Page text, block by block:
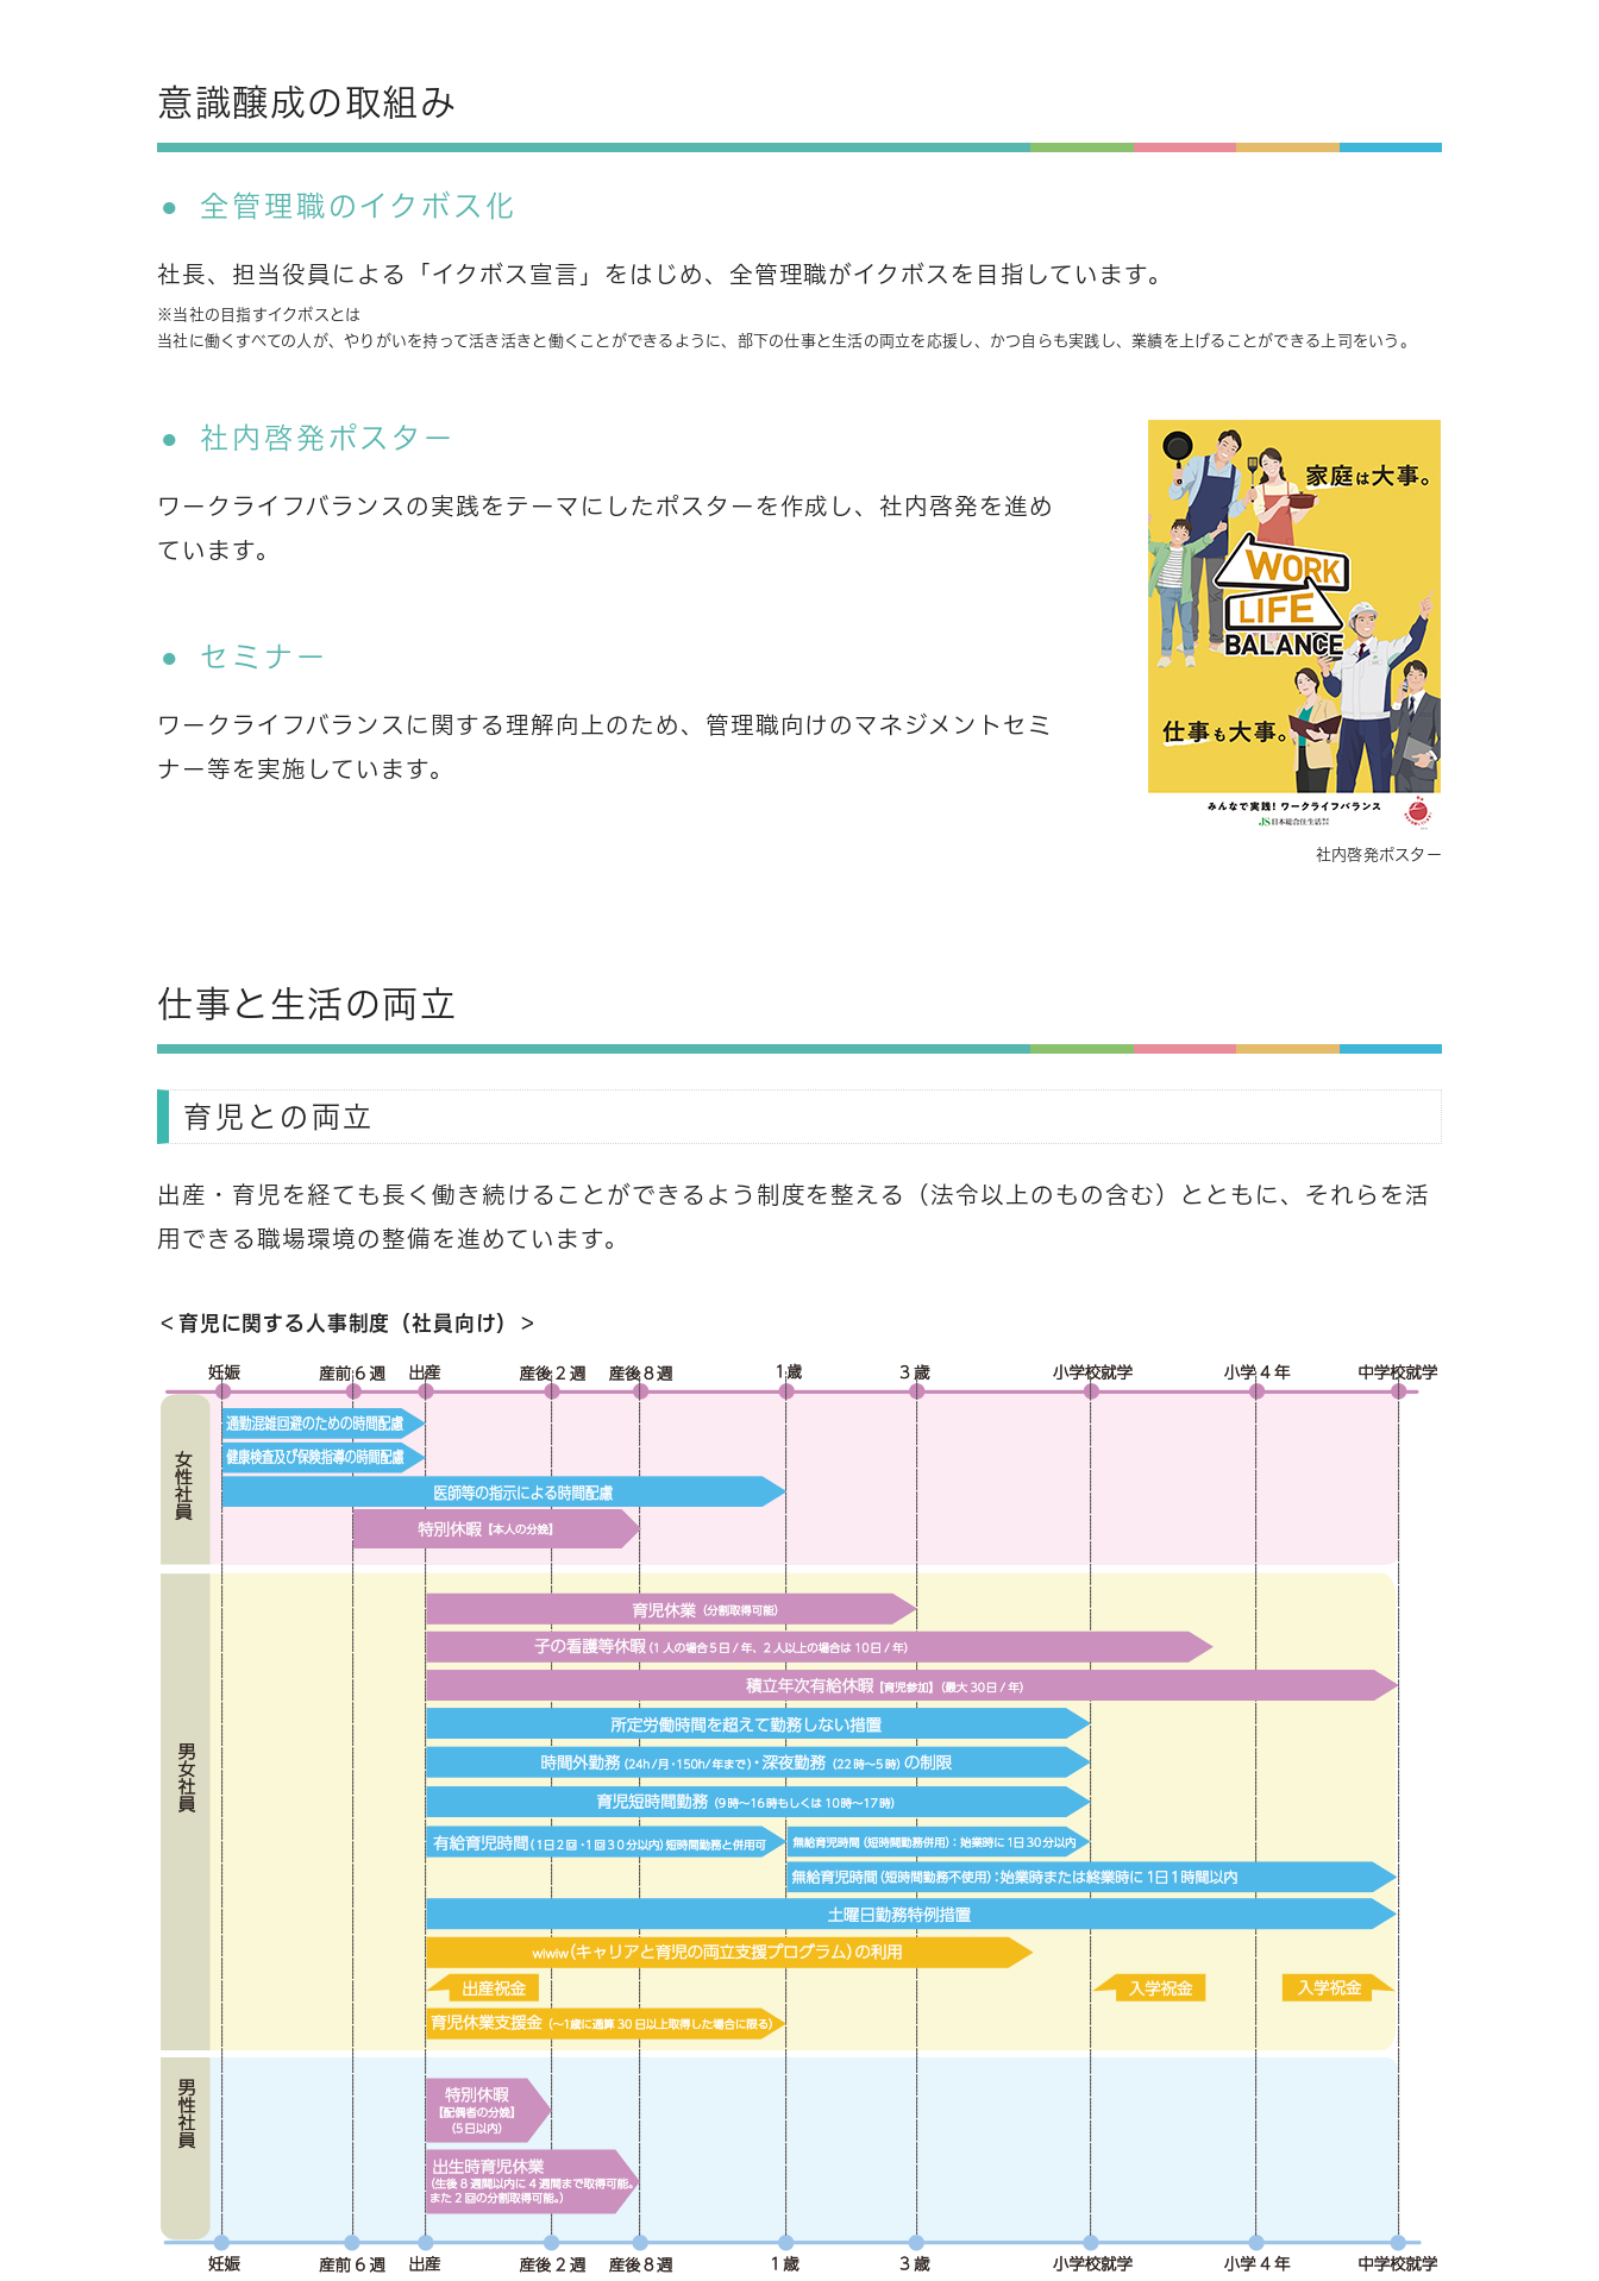
意識醸成の取組み
全管理職のイクボス化
社長、担当役員による「イクボス宣言」をはじめ、全管理職がイクボスを目指しています。
※当社の目指すイクボスとは
当社に働くすべての人が、やりがいを持って活き活きと働くことができるように、部下の仕事と生活の両立を応援し、かつ自らも実践し、業績を上げることができる上司をいう。
社内啓発ポスター
ワークライフバランスの実践をテーマにしたポスターを作成し、社内啓発を進め
ています。
社内啓発ポスター
セミナー
ワークライフバランスに関する理解向上のため、管理職向けのマネジメントセミ
ナー等を実施しています。
仕事と生活の両立
育児との両立
出産・育児を経ても長く働き続けることができるよう制度を整える（法令以上のもの含む）とともに、それらを活
用できる職場環境の整備を進めています。
＜育児に関する人事制度（社員向け）＞